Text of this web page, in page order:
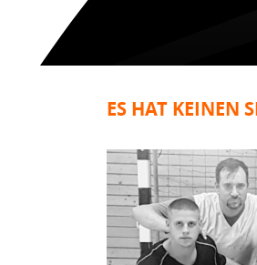
ES HAT KEINEN